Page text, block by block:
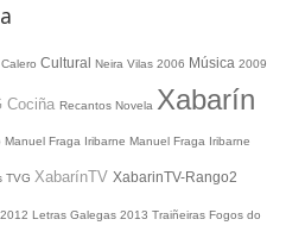
Cultural Neira Vilas 2006 Música 2009
Cociña Recantos Novela Xabarín
Manuel Fraga Iribarne Manuel Fraga Iribarne
TVG XabarínTV XabarinTV-Rango2
Letras Galegas 2013 Traiñeiras Fogos do